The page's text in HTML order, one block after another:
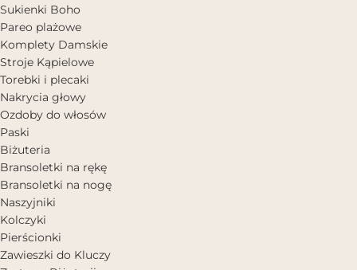
Sukienki Boho
Pareo plażowe
Komplety Damskie
Stroje Kąpielowe
Torebki i plecaki
Nakrycia głowy
Ozdoby do włosów
Paski
Biżuteria
Bransoletki na rękę
Bransoletki na nogę
Naszyjniki
Kolczyki
Pierścionki
Zawieszki do Kluczy